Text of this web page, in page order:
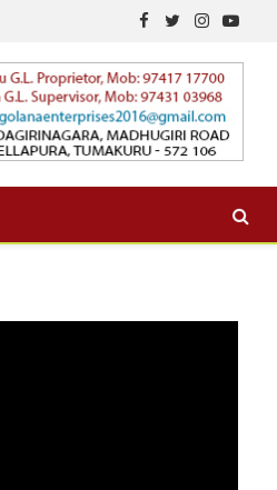
Facebook
TwitterInstagram